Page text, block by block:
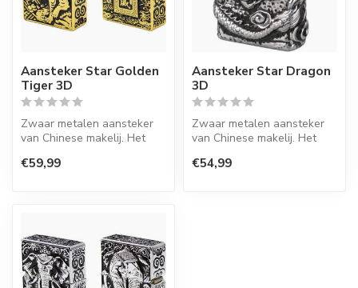
Aansteker Star Golden
Tiger 3D
Zwaar metalen aansteker
van Chinese makelij. Het
binnen...
€59,99
Aansteker Star Dragon
3D
Zwaar metalen aansteker
van Chinese makelij. Het
binnen...
€54,99